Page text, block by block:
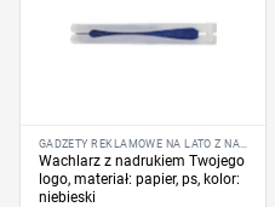
Wachlarz z nadrukiem Twojego
logo, materiał: papier, ps, kolor:
niebieski